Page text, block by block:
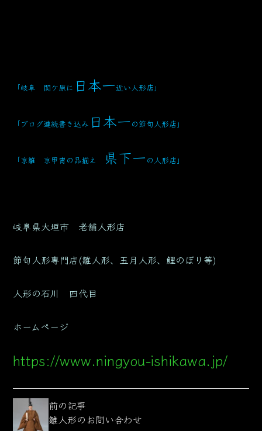
「岐阜 関ケ原に 日本一近い人形店 」
「ブログ連続書き込み 日本一 の節句人形店」
「京雛 京甲冑の品揃え 県下一 の人形店」
岐阜県大垣市 老舗人形店
節句人形専門店(雛人形、五月人形、鯉のぼり等)
人形の石川 四代目
ホームページ
https://www.ningyou-ishikawa.jp/
前の記事
雛人形のお問い合わせ